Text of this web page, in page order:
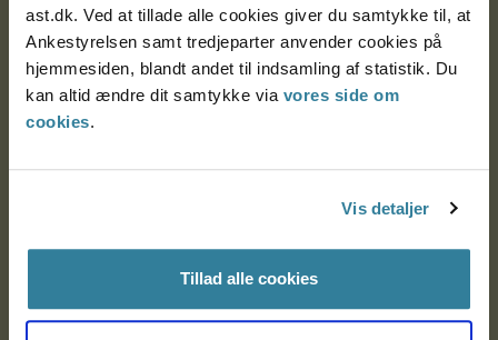
ast.dk. Ved at tillade alle cookies giver du samtykke til, at
Ankestyrelsen samt tredjeparter anvender cookies på
hjemmesiden, blandt andet til indsamling af statistik. Du
kan altid ændre dit samtykke via vores side om
cookies.
Vis detaljer
Tillad alle cookies
Ankestyrelsen Aalborg
Ankestyrelsen København
Om Ankestyrelsen